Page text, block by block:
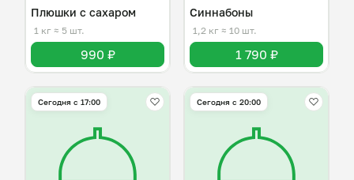
Плюшки с сахаром
1 кг ≈ 5 шт.
990 ₽
Синнабоны
1,2 кг ≈ 10 шт.
1 790 ₽
Сегодня с 17:00 Сегодня с 20:00